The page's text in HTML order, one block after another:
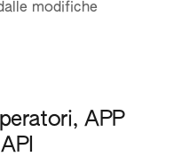
modifiche
APP